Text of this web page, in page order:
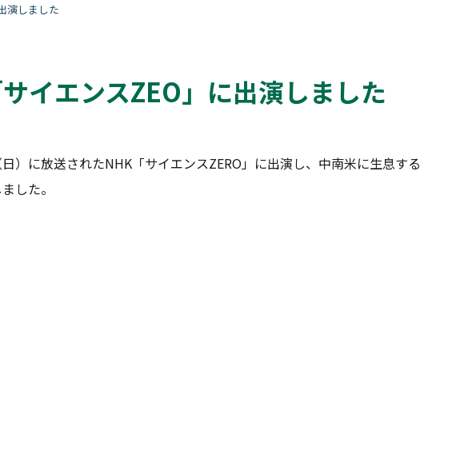
演しました
イエンスZEO」に出演しました
に放送されたNHK「サイエンスZERO」に出演し、中南米に生息する
した。